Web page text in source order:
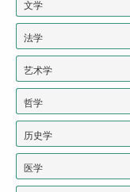
文学
法学
艺术学
哲学
历史学
医学